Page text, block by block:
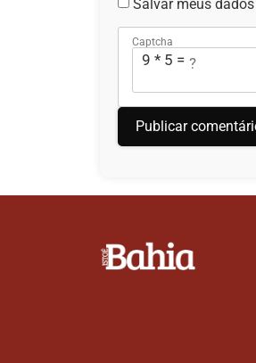
Salvar meus
Captcha
9 * 5 = ?